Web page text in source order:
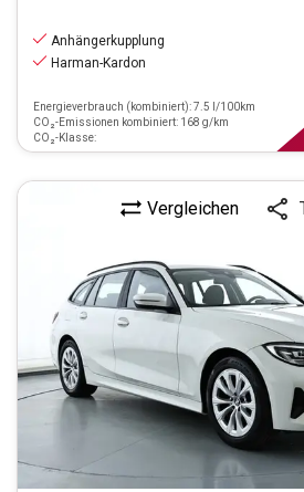
Anhängerkupplung
Harman-Kardon
Energieverbrauch (kombiniert): 7.5 l/100km
CO₂-Emissionen kombiniert: 168 g/km
CO₂-Klasse:
Vergleichen